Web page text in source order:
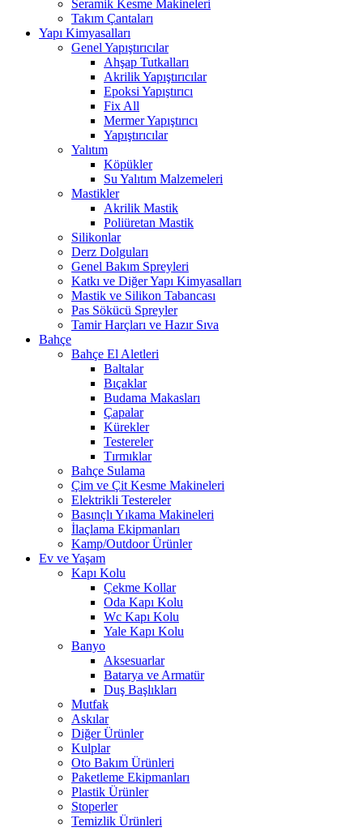
Seramik Kesme Makineleri
Takım Çantaları
Yapı Kimyasalları
Genel Yapıştırıcılar
Ahşap Tutkalları
Akrilik Yapıştırıcılar
Epoksi Yapıştırıcı
Fix All
Mermer Yapıştırıcı
Yapıştırıcılar
Yalıtım
Köpükler
Su Yalıtım Malzemeleri
Mastikler
Akrilik Mastik
Poliüretan Mastik
Silikonlar
Derz Dolguları
Genel Bakım Spreyleri
Katkı ve Diğer Yapı Kimyasalları
Mastik ve Silikon Tabancası
Pas Sökücü Spreyler
Tamir Harçları ve Hazır Sıva
Bahçe
Bahçe El Aletleri
Baltalar
Bıçaklar
Budama Makasları
Çapalar
Kürekler
Testereler
Tırmıklar
Bahçe Sulama
Çim ve Çit Kesme Makineleri
Elektrikli Testereler
Basınçlı Yıkama Makineleri
İlaçlama Ekipmanları
Kamp/Outdoor Ürünler
Ev ve Yaşam
Kapı Kolu
Çekme Kollar
Oda Kapı Kolu
Wc Kapı Kolu
Yale Kapı Kolu
Banyo
Aksesuarlar
Batarya ve Armatür
Duş Başlıkları
Mutfak
Askılar
Diğer Ürünler
Kulplar
Oto Bakım Ürünleri
Paketleme Ekipmanları
Plastik Ürünler
Stoperler
Temizlik Ürünleri